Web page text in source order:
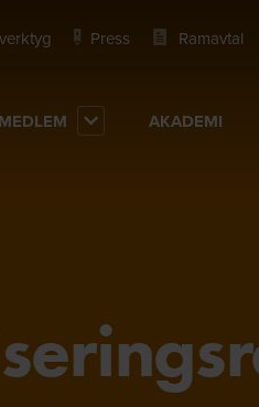
Press Ramavtal
MEDLEM AKADEMI